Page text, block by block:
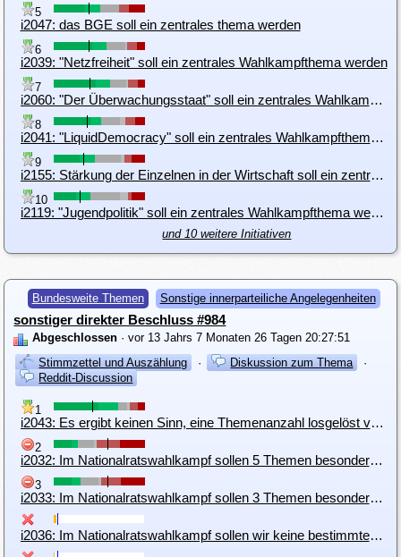
5
i2047: das BGE soll ein zentrales thema werden
6
i2039: "Netzfreiheit" soll ein zentrales Wahlkampfthema werden
7
i2060: "Der Überwachungsstaat" soll ein zentrales Wahlkampfthema werden
8
i2041: "LiquidDemocracy" soll ein zentrales Wahlkampfthema werden
9
i2155: Stärkung der Einzelnen in der Wirtschaft soll ein zentrales Wahlkampfthema werden
10
i2119: "Jugendpolitik" soll ein zentrales Wahlkampfthema werden
und 10 weitere Initiativen
Bundesweite Themen Sonstige innerparteiliche Angelegenheiten
sonstiger direkter Beschluss #984
Abgeschlossen · vor 13 Jahrs 7 Monaten 26 Tagen 20:27:51
Stimmzettel und Auszählung
· Diskussion zum Thema
·
Reddit-Discussion
1
i2043: Es ergibt keinen Sinn, eine Themenanzahl losgelöst von einem Gesamtkonzept abzustimmen
2
i2032: Im Nationalratswahlkampf sollen 5 Themen besonders hervorgehoben werden
3
i2033: Im Nationalratswahlkampf sollen 3 Themen besonders hervorgehoben werden
i2036: Im Nationalratswahlkampf sollen wir keine bestimmten Themen besonders hervorheben